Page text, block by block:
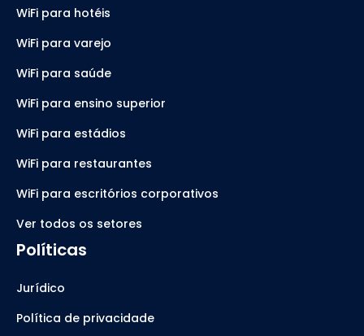
WiFi para hotéis
WiFi para varejo
WiFi para saúde
WiFi para ensino superior
WiFi para estádios
WiFi para restaurantes
WiFi para escritórios corporativos
Ver todos os setores
Políticas
Jurídico
Política de privacidade